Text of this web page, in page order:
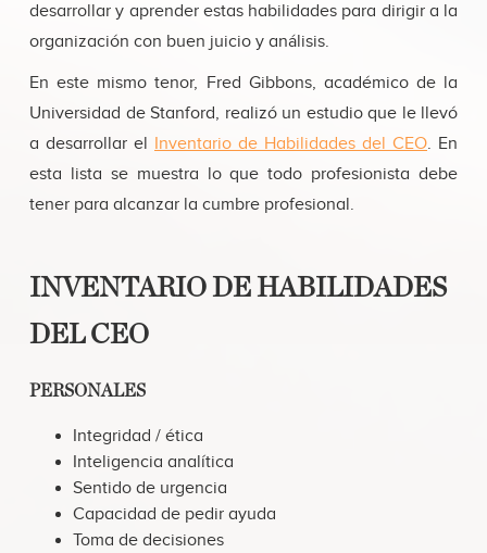
Tendencia a
libre para elegir el
que considere el
parte de la gente,
pero siempre
mantiene su
desarrollar y aprender estas habilidades para dirigir a la
organización con buen juicio y análisis.
En este mismo tenor, Fred Gibbons, académico de la
Universidad de Stanford, realizó un estudio que le llevó
a desarrollar el Inventario de Habilidades del CEO. En
esta lista se muestra lo que todo profesionista debe
tener para alcanzar la cumbre profesional.
INVENTARIO DE HABILIDADES
DEL CEO
PERSONALES
Integridad / ética
Inteligencia analítica
Sentido de urgencia
Capacidad de pedir ayuda
Toma de decisiones